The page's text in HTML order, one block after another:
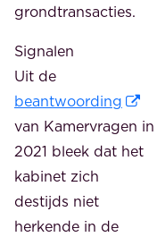
grondtransacties.
Signalen
Uit de
beantwoording
van Kamervragen in
2021 bleek dat het
kabinet zich
destijds niet
herkende in de